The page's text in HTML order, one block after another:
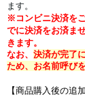
ます。
※コンビニ決済を
でに決済をお済ま
きます。
なお、 決済が完了
ため、お名前呼び
【商品購入後の追